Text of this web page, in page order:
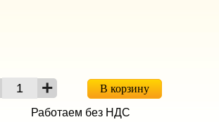
В корзину
Работаем без НДС